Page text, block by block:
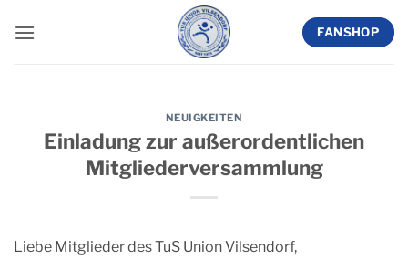
Inhalt
FANSHOP
NEUIGKEITEN
Einladung zur außerordentlichen
Mitgliederversammlung
Liebe Mitglieder des TuS Union Vilsendorf,